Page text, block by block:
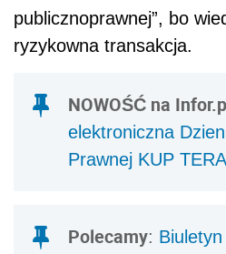
publicznoprawnej”, bo
ryzykowna transakcja.
NOWOŚĆ na
elektroniczna
Prawnej KUP
Polecamy: Biuletyn